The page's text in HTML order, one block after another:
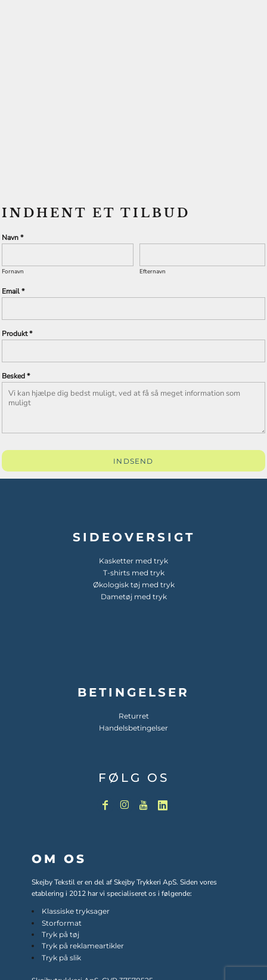
INDHENT ET TILBUD
Navn *
Fornavn Efternavn
Email *
Produkt *
Besked *
INDSEND
SIDEOVERSIGT
Kasketter med tryk
T-shirts med tryk
Økologisk tøj med tryk
Dametøj med tryk
BETINGELSER
Returret
Handelsbetingelser
FØLG OS
OM OS
Skejby Tekstil er en del af Skejby Trykkeri ApS. Siden vores
etablering i 2012 har vi specialiseret os i følgende:
Klassiske tryksager
Storformat
Tryk på tøj
Tryk på reklameartikler
Tryk på slik